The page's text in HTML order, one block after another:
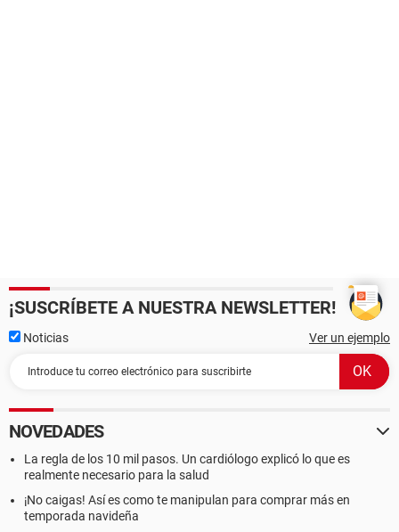
¡SUSCRÍBETE A NUESTRA NEWSLETTER!
Noticias Ver un ejemplo
NOVEDADES
La regla de los 10 mil pasos. Un cardiólogo explicó lo que es
realmente necesario para la salud
¡No caigas! Así es como te manipulan para comprar más en
temporada navideña